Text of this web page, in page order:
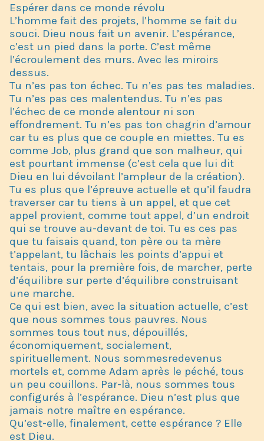
Espérer dans ce monde révolu
L’homme fait des projets, l’homme se fait du
souci. Dieu nous fait un avenir. L’espérance,
c’est un pied dans la porte. C’est même
l’écroulement des murs. Avec les miroirs
dessus.
Tu n’es pas ton échec. Tu n’es pas tes maladies.
Tu n’es pas ces malentendus. Tu n’es pas
l’échec de ce monde alentour ni son
effondrement. Tu n’es pas ton chagrin d’amour
car tu es plus que ce couple en miettes. Tu es
comme Job, plus grand que son malheur, qui
est pourtant immense (c’est cela que lui dit
Dieu en lui dévoilant l’ampleur de la création).
Tu es plus que l’épreuve actuelle et qu’il faudra
traverser car tu tiens à un appel, et que cet
appel provient, comme tout appel, d’un endroit
qui se trouve au-devant de toi. Tu es ces pas
que tu faisais quand, ton père ou ta mère
t’appelant, tu lâchais les points d’appui et
tentais, pour la première fois, de marcher, perte
d’équilibre sur perte d’équilibre construisant
une marche.
Ce qui est bien, avec la situation actuelle, c’est
que nous sommes tous pauvres. Nous
sommes tous tout nus, dépouillés,
économiquement, socialement,
spirituellement. Nous sommesredevenus
mortels et, comme Adam après le péché, tous
un peu couillons. Par-là, nous sommes tous
configurés à l’espérance. Dieu n’est plus que
jamais notre maître en espérance.
Qu’est-elle, finalement, cette espérance ? Elle
est Dieu.